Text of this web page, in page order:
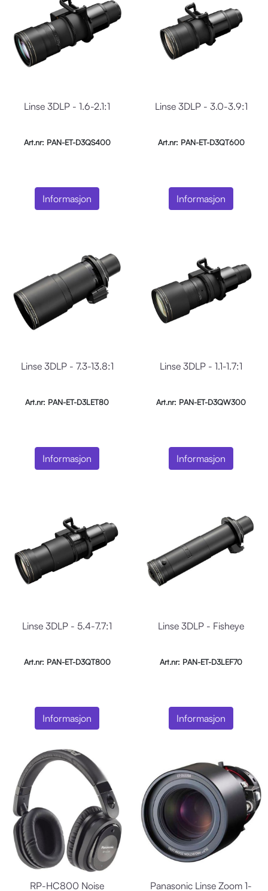
Linse 3DLP - 1.6-2.1:1
Art.nr: PAN-ET-D3QS400
Informasjon
Linse 3DLP - 3.0-3.9:1
Art.nr: PAN-ET-D3QT600
Informasjon
Linse 3DLP - 7.3-13.8:1
Art.nr: PAN-ET-D3LET80
Informasjon
Linse 3DLP - 1.1-1.7:1
Art.nr: PAN-ET-D3QW300
Informasjon
Linse 3DLP - 5.4-7.7:1
Art.nr: PAN-ET-D3QT800
Informasjon
Linse 3DLP - Fisheye
Art.nr: PAN-ET-D3LEF70
Informasjon
RP-HC800 Noise
Panasonic Linse Zoom 1-